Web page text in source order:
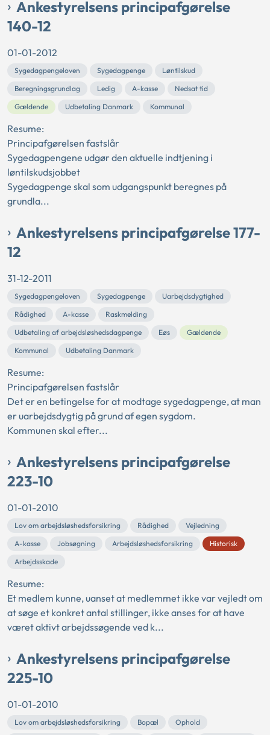
Ankestyrelsens principafgørelse
140-12
01-01-2012
Sygedagpengeloven Sygedagpenge
Løntilskud
Beregningsgrundlag
Ledig A-kasse
Nedsat tid
Gældende
Udbetaling Danmark Kommunal
Resume:
Principafgørelsen fastslår
Sygedagpengene udgør den aktuelle indtjening i
løntilskudsjobbet
Sygedagpenge skal som udgangspunkt beregnes på
grundla...
Ankestyrelsens principafgørelse 177-
12
31-12-2011
Sygedagpengeloven Sygedagpenge
Uarbejdsdygtighed
Rådighed
A-kasse
Raskmelding
Udbetaling af arbejdsløshedsdagpenge
Eøs
Gældende
Kommunal
Udbetaling Danmark
Resume:
Principafgørelsen fastslår
Det er en betingelse for at modtage sygedagpenge, at man
er uarbejdsdygtig på grund af egen sygdom.
Kommunen skal efter...
Ankestyrelsens principafgørelse
223-10
01-01-2010
Lov om arbejdsløshedsforsikring Rådighed
Vejledning
A-kasse
Jobsøgning Arbejdsløshedsforsikring
Historisk
Arbejdsskade
Resume:
Et medlem kunne, uanset at medlemmet ikke var vejledt om
at søge et konkret antal stillinger, ikke anses for at have
været aktivt arbejdssøgende ved k...
Ankestyrelsens principafgørelse
225-10
01-01-2010
Lov om arbejdsløshedsforsikring Bopæl Ophold